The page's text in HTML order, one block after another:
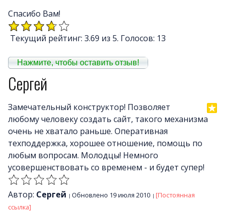
Спасибо Вам!
Текущий рейтинг: 3.69 из 5. Голосов: 13
Нажмите, чтобы оставить отзыв!
Сергей
Замечательный конструктор! Позволяет
любому человеку создать сайт, такого механизма
очень не хватало раньше. Оперативная
техподдержка, хорошее отношение, помощь по
любым вопросам. Молодцы! Немного
усовершенствовать со временем - и будет супер!
Автор: Сергей Обновлено 19 июля 2010
[Постоянная
ссылка]